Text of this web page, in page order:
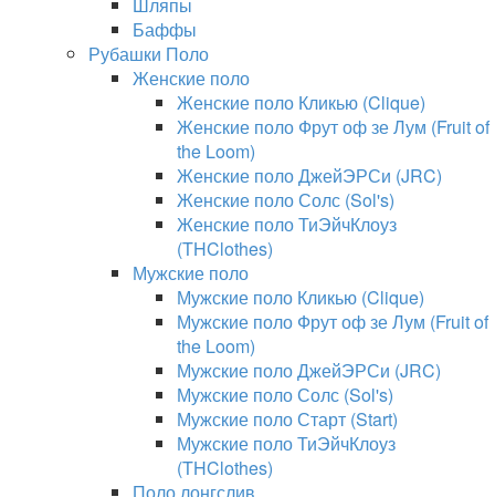
Баффы
Рубашки Поло
Женские поло
Женские поло Кликью (Clique)
Женские поло Фрут оф зе Лум (Fruit of
the Loom)
Женские поло ДжейЭРСи (JRC)
Женские поло Солс (Sol's)
Женские поло ТиЭйчКлоуз
(THClothes)
Мужские поло
Мужские поло Кликью (Clique)
Мужские поло Фрут оф зе Лум (Fruit of
the Loom)
Мужские поло ДжейЭРСи (JRC)
Мужские поло Солс (Sol's)
Мужские поло Старт (Start)
Мужские поло ТиЭйчКлоуз
(THClothes)